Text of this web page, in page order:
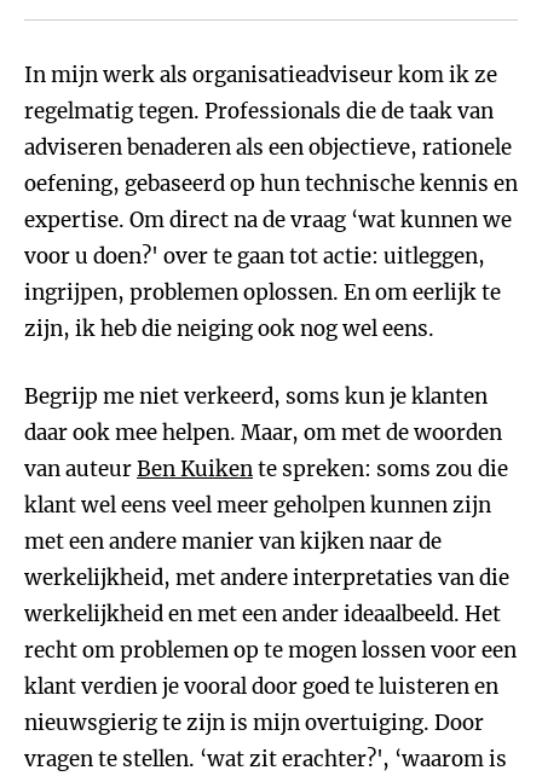
In mijn werk als organisatieadviseur kom ik ze
regelmatig tegen. Professionals die de taak van
adviseren benaderen als een objectieve, rationele
oefening, gebaseerd op hun technische kennis en
expertise. Om direct na de vraag ‘wat kunnen we
voor u doen?' over te gaan tot actie: uitleggen,
ingrijpen, problemen oplossen. En om eerlijk te
zijn, ik heb die neiging ook nog wel eens.
Begrijp me niet verkeerd, soms kun je klanten
daar ook mee helpen. Maar, om met de woorden
van auteurBen Kuikente spreken: soms zou die
klant wel eens veel meer geholpen kunnen zijn
met een andere manier van kijken naar de
werkelijkheid, met andere interpretaties van die
werkelijkheid en met een ander ideaalbeeld. Het
recht om problemen op te mogen lossen voor een
klant verdien je vooral door goed te luisteren en
nieuwsgierig te zijn is mijn overtuiging. Door
vragen te stellen. ‘wat zit erachter?', ‘waarom is